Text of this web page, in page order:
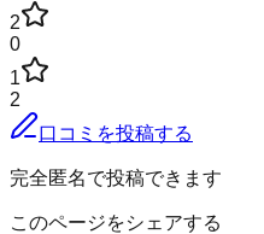
2
0
1
2
口コミを投稿する
完全匿名で投稿できます
このページをシェアする